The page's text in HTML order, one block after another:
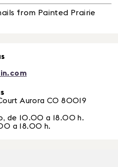
from Painted Prairie
Aurora CO 80019
de 10.00 a 18.00 h.
a 18.00 h.